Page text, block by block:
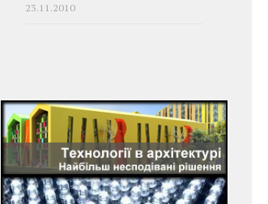
23.11.2010